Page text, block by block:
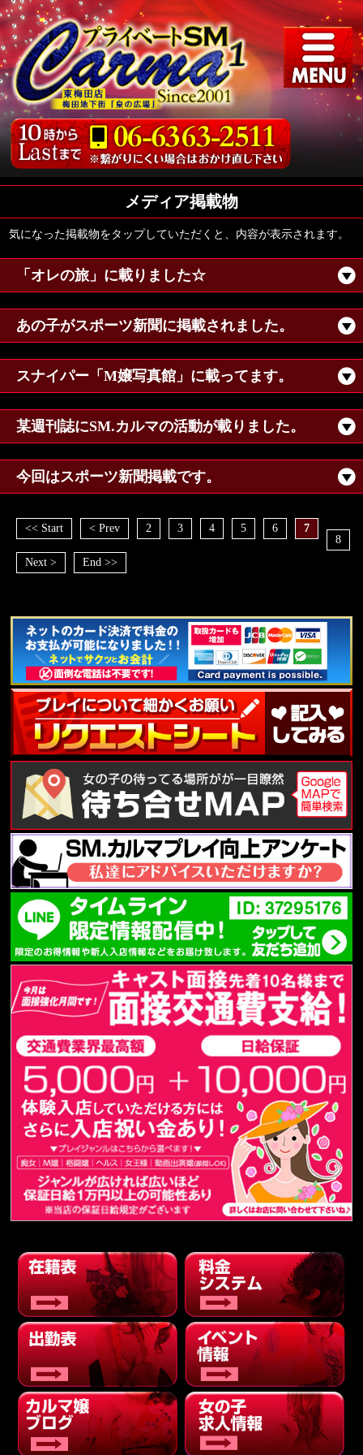
メディア掲載物
気になった掲載物をタップしていただくと、内容が表示されます。
「オレの旅」に載りました☆
あの子がスポーツ新聞に掲載されました。
スナイパー「M嬢写真館」に載ってます。
某週刊誌にSM.カルマの活動が載りました。
今回はスポーツ新聞掲載です。
<< Start < Prev 2 3 4 5 6
7
8
Next >
End >>